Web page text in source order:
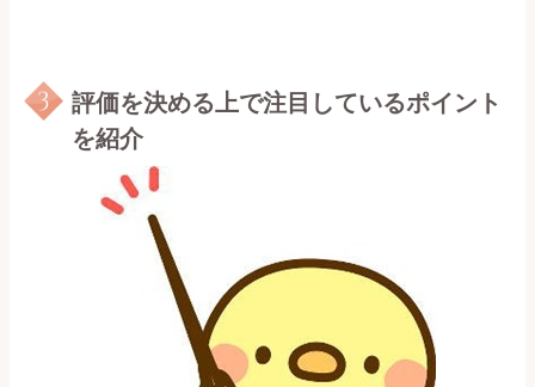
評価を決める上で注目しているポイント
を紹介